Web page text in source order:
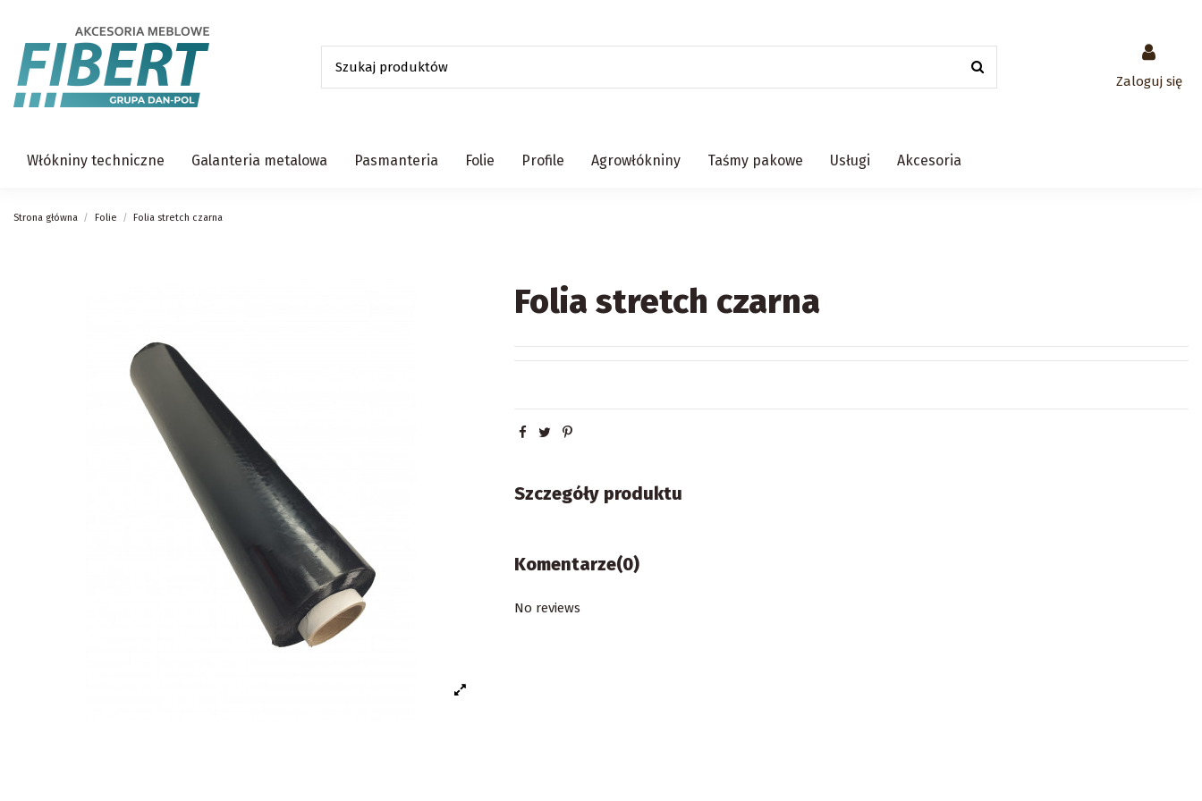
Zaloguj się
Włókniny techniczne Galanteria metalowa Pasmanteria Folie Profile Agrowłókniny Taśmy pakowe Usługi Akcesoria
Strona główna Folie Folia stretch czarna
Folia stretch czarna
Szczegóły produktu
Komentarze(0)
No reviews